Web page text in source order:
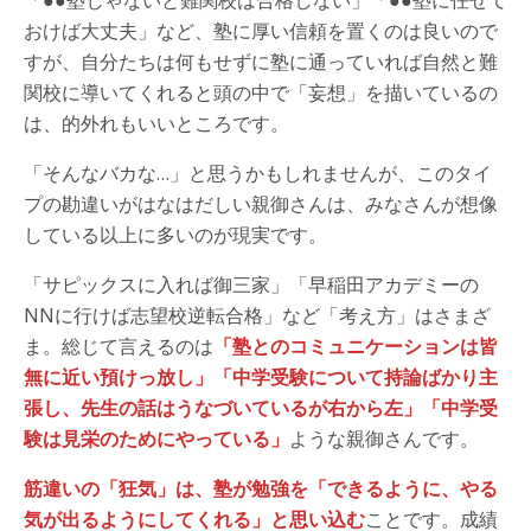
おけば大丈夫」など、塾に厚い信頼を置くのは良いので
すが、自分たちは何もせずに塾に通っていれば自然と難
関校に導いてくれると頭の中で「妄想」を描いているの
は、的外れもいいところです。
「そんなバカな…」と思うかもしれませんが、このタイ
プの勘違いがはなはだしい親御さんは、みなさんが想像
している以上に多いのが現実です。
「サピックスに入れば御三家」「早稲田アカデミーの
NNに行けば志望校逆転合格」など「考え方」はさまざ
ま。総じて言えるのは 「塾とのコミュニケーションは皆
無に近い預けっ放し」「中学受験について持論ばかり主
張し、先生の話はうなづいているが右から左」「中学受
験は見栄のためにやっている」 ような親御さんです。
筋違いの「狂気」は、塾が勉強を「できるように、やる
気が出るようにしてくれる」と思い込むことです。成績